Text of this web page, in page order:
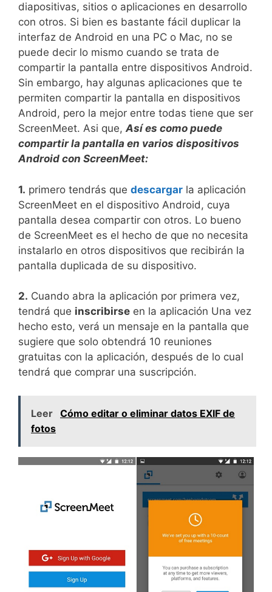
diapositivas, sitios o aplicaciones en desarrollo
con otros. Si bien es bastante fácil duplicar la
interfaz de Android en una PC o Mac, no se
puede decir lo mismo cuando se trata de
compartir la pantalla entre dispositivos Android.
Sin embargo, hay algunas aplicaciones que te
permiten compartir la pantalla en dispositivos
Android, pero la mejor entre todas tiene que ser
ScreenMeet. Asi que,Así es como puede
compartir la pantalla en varios dispositivos
Android con ScreenMeet:
1. primero tendrás que descargar la aplicación
ScreenMeet en el dispositivo Android, cuya
pantalla desea compartir con otros. Lo bueno
de ScreenMeet es el hecho de que no necesita
instalarlo en otros dispositivos que recibirán la
pantalla duplicada de su dispositivo.
2. Cuando abra la aplicación por primera vez,
tendrá que inscribirse en la aplicación Una vez
hecho esto, verá un mensaje en la pantalla que
sugiere que solo obtendrá 10 reuniones
gratuitas con la aplicación, después de lo cual
tendrá que comprar una suscripción.
Leer Cómo editar o eliminar datos EXIF ​​de
fotos